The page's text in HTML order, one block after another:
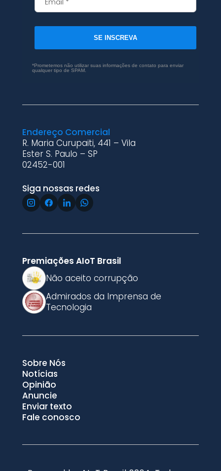
SE INSCREVA
*Prometemos não utilizar suas informações de contato para enviar
qualquer tipo de SPAM.
Endereço Comercial
R. Maria Curupaiti, 441 – Vila
Ester S. Paulo – SP
02452-001
Siga nossas redes
Premiações AIoT Brasil
Não aceito corrupção
Admirados da Imprensa de
Tecnologia
Sobre Nós
Notícias
Opinião
Anuncie
Enviar texto
Fale conosco